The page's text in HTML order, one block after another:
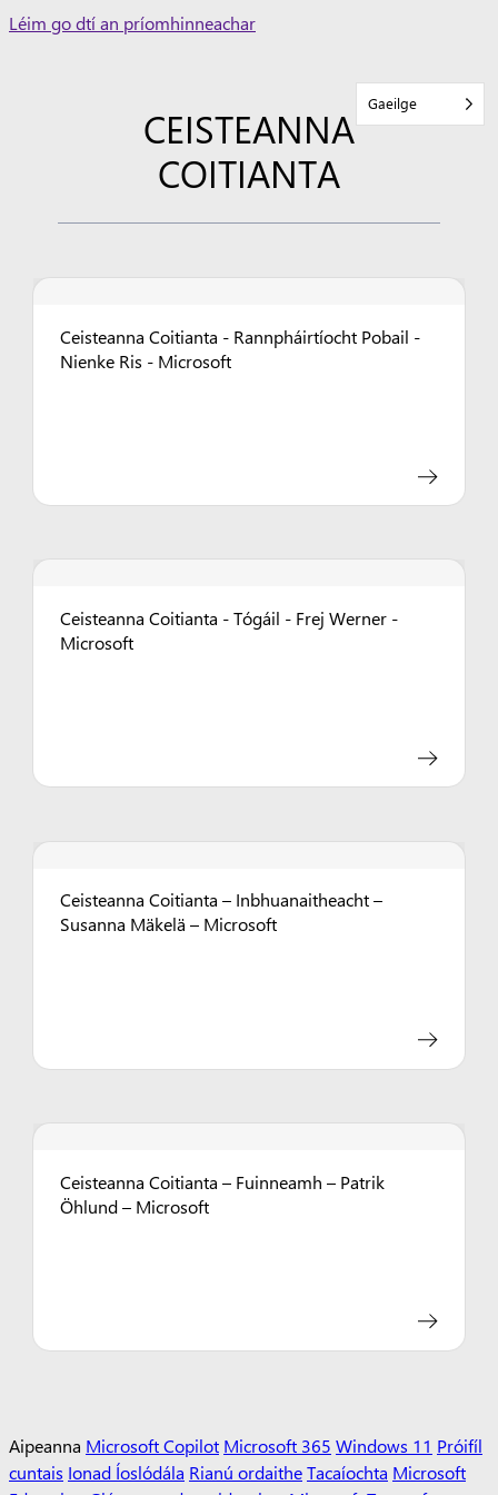
Skip
Léim go dtí an príomhinneachar
Gaeilge
CEISTEANNA
COITIANTA
Ceisteanna Coitianta - Rannpháirtíocht Pobail -
Nienke Ris - Microsoft
Ceisteanna Coitianta - Tógáil - Frej Werner -
Microsoft
Ceisteanna Coitianta – Inbhuanaitheacht –
Susanna Mäkelä – Microsoft
Ceisteanna Coitianta – Fuinneamh – Patrik
Öhlund – Microsoft
Aipeanna Microsoft Copilot Microsoft 365 Windows 11 Próifíl
cuntais Ionad Íoslódála Rianú ordaitheTacaíochta Microsoft